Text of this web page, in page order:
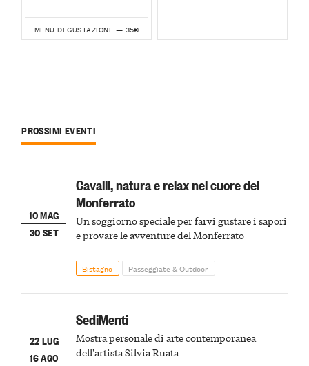
MENU DEGUSTAZIONE — 35€
PROSSIMI EVENTI
10 MAG
30 SET
Cavalli, natura e relax nel cuore del
Monferrato
Un soggiorno speciale per farvi gustare i sapori
e provare le avventure del Monferrato
Bistagno Passeggiate & Outdoor
22 LUG
16 AGO
SediMenti
Mostra personale di arte contemporanea
dell'artista Silvia Ruata